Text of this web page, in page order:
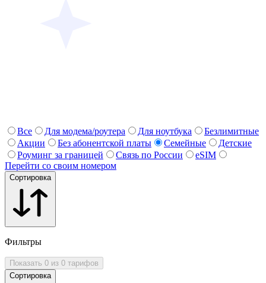
Все Для модема/роутера Для ноутбука
Безлимитные
Акции
Без абонентской платы Семейные
Детские
Роуминг за границей
Связь по России
eSIM
Перейти со своим номером
Сортировка
Фильтры
Показать 0 из 0 тарифов
Сортировка